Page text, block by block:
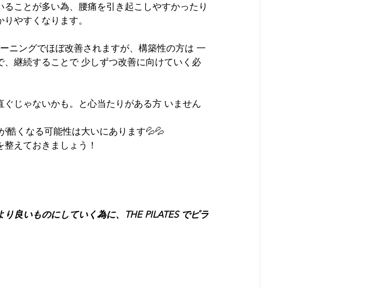
ことが多い為、腰痛を引き起こしやすかったり
やすくなります。
ニングでほぼ改善されますが、構築性の方は 一
継続することで 少しずつ改善に向けていく必
じゃないかも。と心当たりがある方 いません
酷くなる可能性は大いにあります💦💦
えておきましょう！
良いものにしていく為に、THE PILATES でピラ